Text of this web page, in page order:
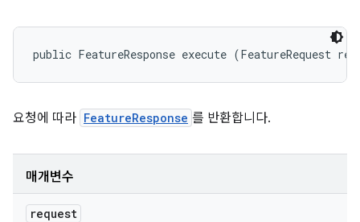
public FeatureResponse execute (FeatureRequest
요청에 따라 FeatureResponse 를 반환합니다.
매개변수
request